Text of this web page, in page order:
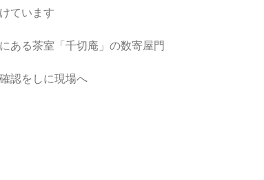
ています
ある茶室「千切庵」の数寄屋門
認をしに現場へ